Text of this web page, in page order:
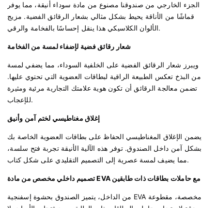
الجزء الخارجي من صندوقنا مصنوع من مادة سوداء أنيقة، مما يوفر
قماشًا من الأناقة يحيط بشكل مثالي بشعار الرقائق الفضية. مزيج
الألوان الكلاسيكي هذا ينقل إحساسًا بالفخامة والرقي.
شعار رقائق فضية لإضفاء لمسة من الفخامة
ويبرز شعار الرقائق الفضية على الخلفية السوداء، مما يضفي لمسة
من البذخ تعكس الطبيعة الراقية لبطاقات العضوية التي تحتوي عليها.
تضمن معالجة الرقائق أن تكون هوية علامتك التجارية مرئية ومثيرة
للإعجاب.
إغلاق مغناطيسي لختم آمن وأنيق
يضمن الإغلاق المغناطيسي الحفاظ على بطاقات العضوية الخاصة بك
بشكل آمن داخل الصندوق. توفر هذه الآلية الأنيقة تجربة فتح سلسة،
مما يضيف لمسة عصرية إلى التصميم التقليدي على شكل كتاب.
تصميم داخلي مخصص من مادة EVA مع حاملات بطاقات ذات طابقين
من الداخل، يتميز الصندوق بحشوة إسفنجية EVA مخصصة، مقطوعة